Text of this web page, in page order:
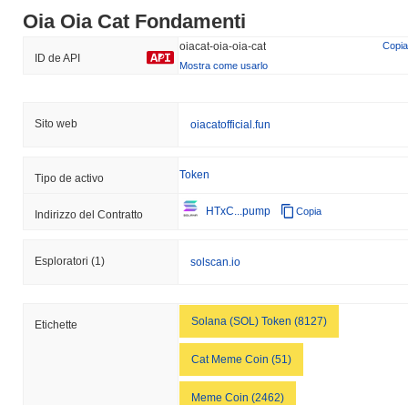
Oia Oia Cat Fondamenti
ID de API
oiacat-oia-oia-cat
Copia
Mostra come usarlo
Sito web oiacatofficial.fun
Tipo de activo Token
Indirizzo del Contratto HTxC...pump Copia
Esploratori (1) solscan.io
Etichette Solana (SOL) Token (8127)
Cat Meme Coin (51)
Meme Coin (2462)